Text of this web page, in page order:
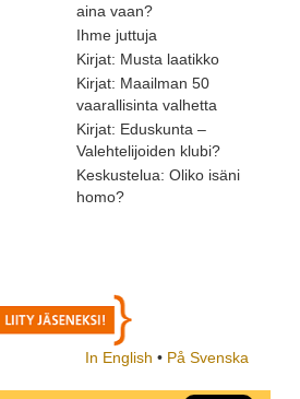
aina vaan?
Ihme juttuja
Kirjat: Musta laatikko
Kirjat: Maailman 50
vaarallisinta valhetta
Kirjat: Eduskunta –
Valehtelijoiden klubi?
Keskustelua: Oliko isäni
homo?
In English • På Svenska